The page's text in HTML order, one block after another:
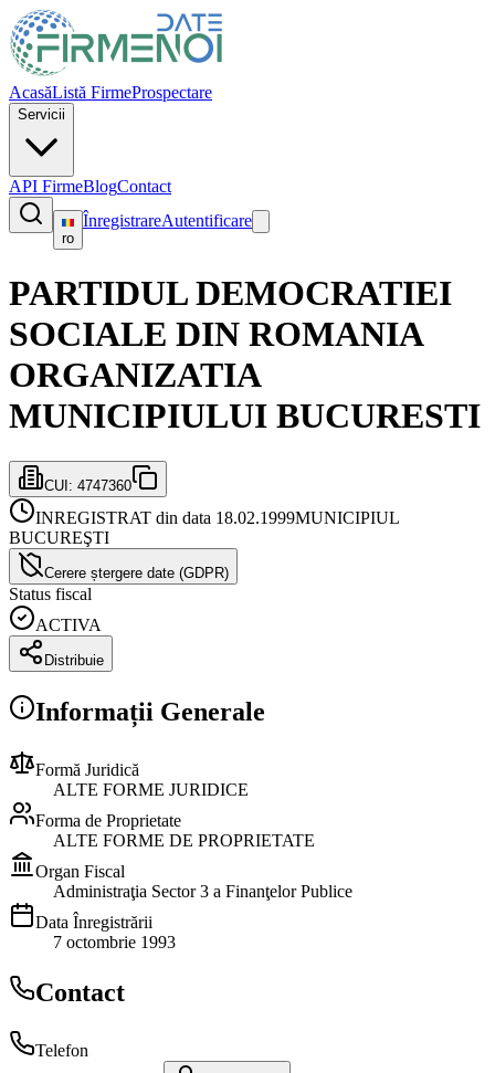
AcasăListă FirmeProspectare
Servicii
API FirmeBlogContact
ro
ÎnregistrareAutentificare
PARTIDUL DEMOCRATIEI
SOCIALE DIN ROMANIA
ORGANIZATIA
MUNICIPIULUI BUCURESTI
CUI: 4747360
INREGISTRAT din data 18.02.1999MUNICIPIUL
BUCUREŞTI
Cerere ștergere date (GDPR)
Status fiscal
ACTIVA
Distribuie
Informații Generale
Formă Juridică
ALTE FORME JURIDICE
Forma de Proprietate
ALTE FORME DE PROPRIETATE
Organ Fiscal
Administraţia Sector 3 a Finanţelor Publice
Data Înregistrării
7 octombrie 1993
Contact
Telefon